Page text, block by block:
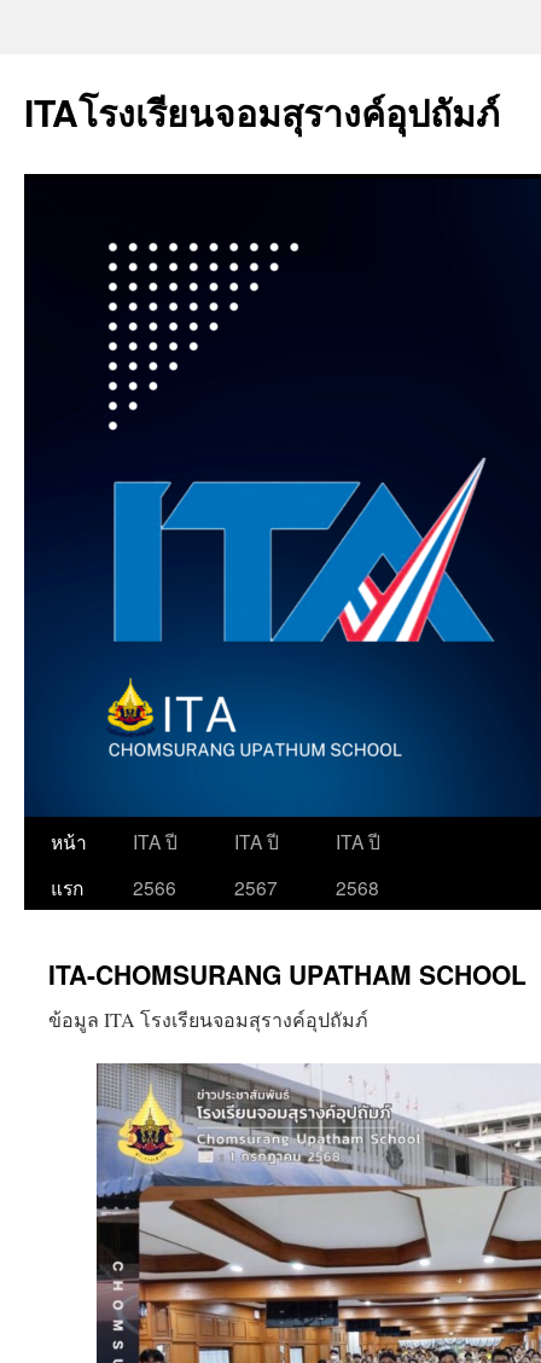
ITAโรงเรียนจอมสุรางค์อุปถัมภ์
ข้าม
ไป
เนื้อหา
หน้า
แรก
ITA ปี
2566
ITA ปี
2567
ITA ปี
2568
ITA-CHOMSURANG UPATHAM SCHOOL
ข้อมูล ITA โรงเรียนจอมสุรางค์อุปถัมภ์